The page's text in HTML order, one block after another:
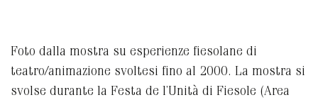
Foto dalla mostra su esperienze fiesolane di
teatro/animazione svoltesi fino al 2000. La mostra si
svolse durante la Festa de l’Unità di Fiesole (Area